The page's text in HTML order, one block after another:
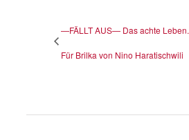
—FÄLLT AUS— Das achte Leben.
Für Brilka von Nino Haratischwili